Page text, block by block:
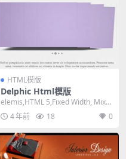
HTML模版
Delphic Html模版
elemis,HTML 5,Fixed Width, Mixe
d Columns...
4 年前 18 0